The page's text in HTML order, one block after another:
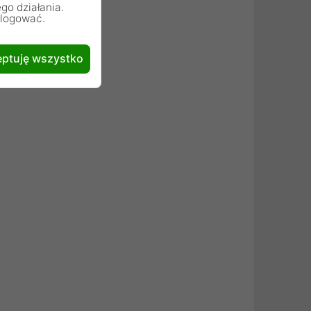
działania.
wszystko